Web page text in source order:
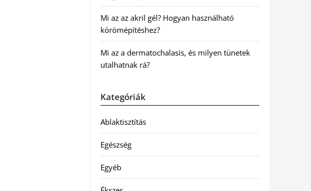
Mi az az akril gél? Hogyan használható
körömépítéshez?
Mi az a dermatochalasis, és milyen tünetek
utalhatnak rá?
Kategóriák
Ablaktisztítás
Egészség
Egyéb